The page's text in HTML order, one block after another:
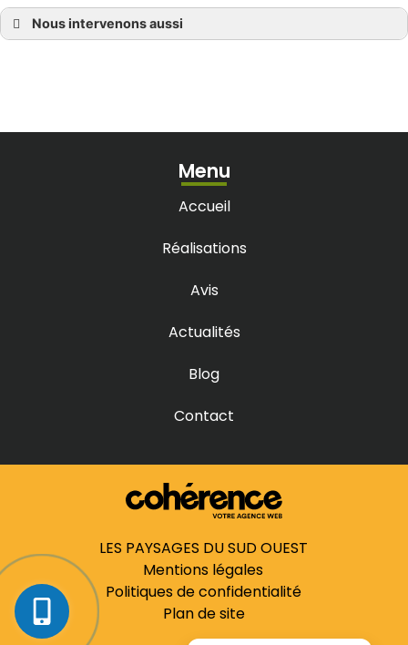
Nous intervenons aussi
Entreprise jardinier paysagiste à Eysines
Entreprise jardinier paysagiste à La Brède
Entreprise jardinier paysagiste à Latresne
Entreprise jardinier paysagiste à Marcheprime
Entreprise jardinier paysagiste à Parempuyre
Entreprise jardinier paysagiste à Saint-Caprais-de-Bordeaux
Entreprise jardinier paysagiste à Saucats
Entreprise jardinier paysagiste au Bouscat
Menu
Accueil
Réalisations
Avis
Actualités
Blog
Contact
LES PAYSAGES DU SUD OUEST
Mentions légales
Politiques de confidentialité
Plan de site